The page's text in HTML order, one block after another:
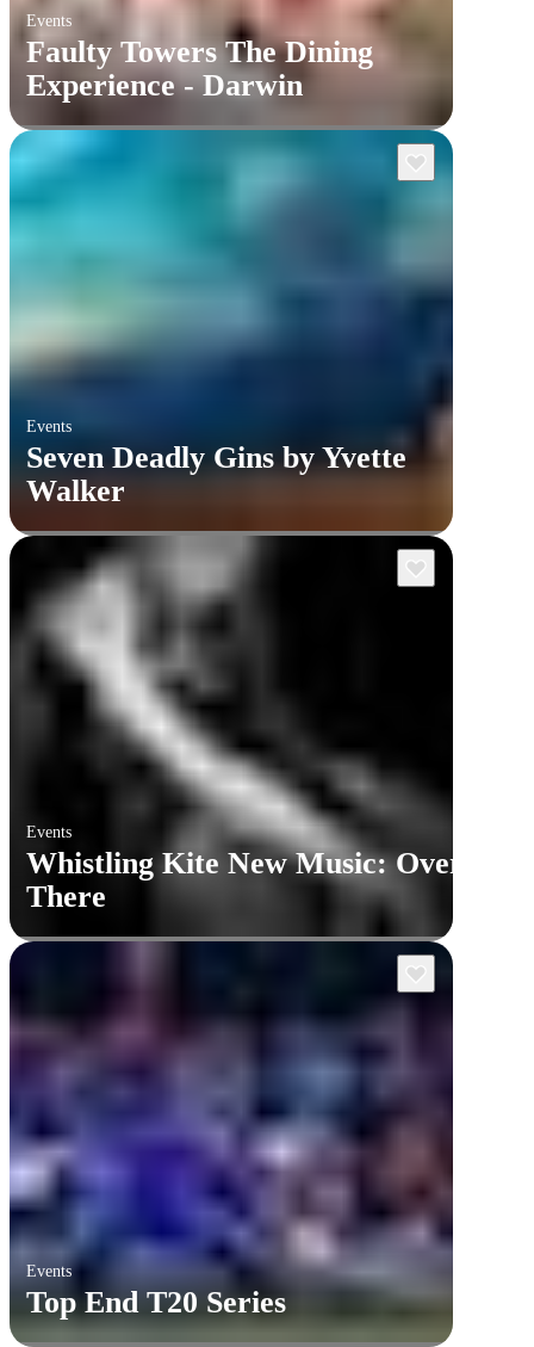
Events
Faulty Towers The Dining
Experience - Darwin
Events
Seven Deadly Gins by Yvette
Walker
Events
Whistling Kite New Music: Over
There
Events
Top End T20 Series